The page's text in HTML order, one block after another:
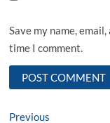
Save my name,
time I comment.
Previous